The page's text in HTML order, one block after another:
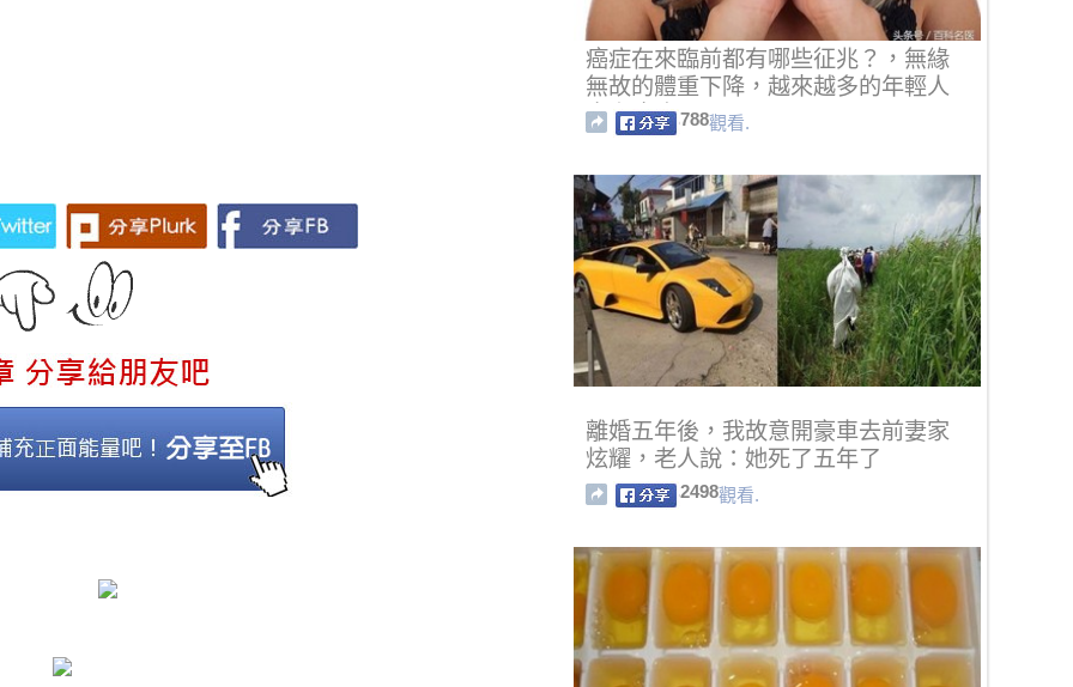
癌症在來臨前都有哪些征兆？，無緣
無故的體重下降，越來越多的年輕人
患上癌症呢？
788觀看.
離婚五年後，我故意開豪車去前妻家
炫耀，老人說：她死了五年了
2498觀看.